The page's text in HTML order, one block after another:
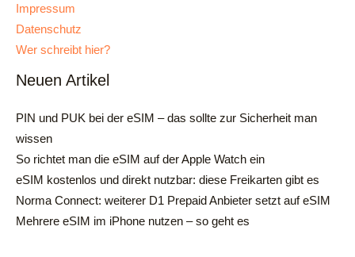
Impressum
Datenschutz
Wer schreibt hier?
Neuen Artikel
PIN und PUK bei der eSIM – das sollte zur Sicherheit man
wissen
So richtet man die eSIM auf der Apple Watch ein
eSIM kostenlos und direkt nutzbar: diese Freikarten gibt es
Norma Connect: weiterer D1 Prepaid Anbieter setzt auf eSIM
Mehrere eSIM im iPhone nutzen – so geht es